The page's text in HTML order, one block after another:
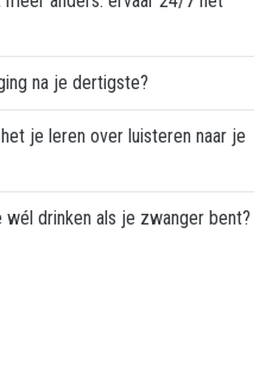
na je dertigste?
je leren over luisteren naar je
drinken als je zwanger bent?